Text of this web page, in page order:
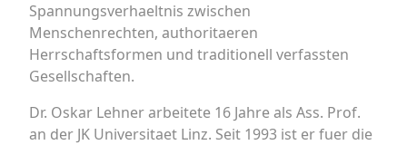
Spannungsverhaeltnis zwischen
Menschenrechten, authoritaeren
Herrschaftsformen und traditionell verfassten
Gesellschaften.
Dr. Oskar Lehner arbeitete 16 Jahre als Ass. Prof.
an der JK Universitaet Linz. Seit 1993 ist er fuer die